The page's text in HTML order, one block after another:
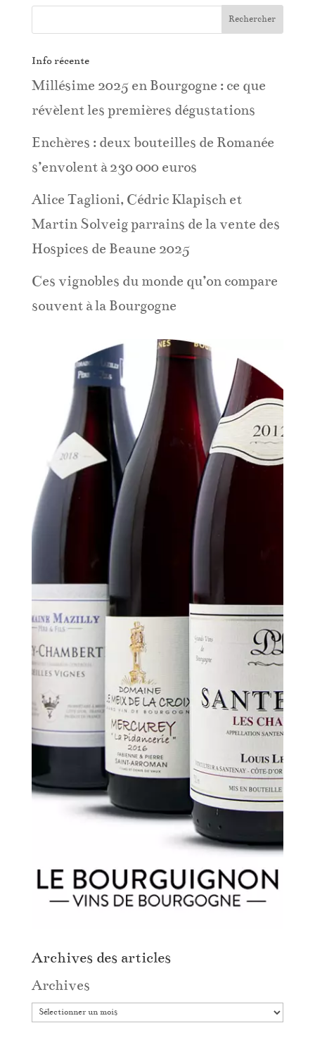
Info récente
Millésime 2025 en Bourgogne : ce que
révèlent les premières dégustations
Enchères : deux bouteilles de Romanée
s’envolent à 230 000 euros
Alice Taglioni, Cédric Klapisch et
Martin Solveig parrains de la vente des
Hospices de Beaune 2025
Ces vignobles du monde qu’on compare
souvent à la Bourgogne
Archives des articles
Archives